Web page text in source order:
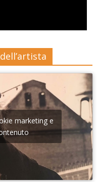
marketing e